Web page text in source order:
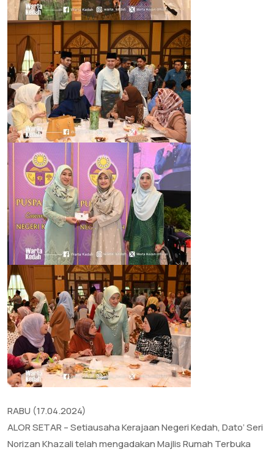
RABU (17.04.2024)
ALOR SETAR – Setiausaha Kerajaan Negeri Kedah, Dato’ Seri
Norizan Khazali telah mengadakan Majlis Rumah Terbuka